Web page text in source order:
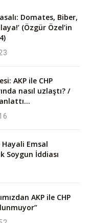
Domates, Biber,
(Özgür Özel’in
AKP ile CHP
nasıl uzlaştı? /
Hayali Emsal
Soygun İddiası
AKP ile CHP